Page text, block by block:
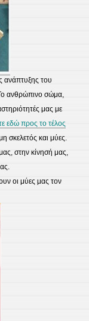
ανάπτυξης του
ανθρώπινο σώμα,
μας με
εδώ προς το τέλος
σκελετός και μύες.
στην κίνησή μας,
οι μύες μας τον